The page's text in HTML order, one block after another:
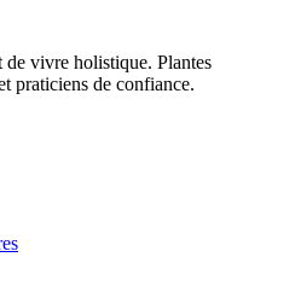
vivre holistique. Plantes
praticiens de confiance.